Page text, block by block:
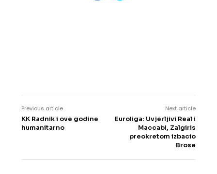
Previous article
KK Radnik i ove godine
humanitarno
Next article
Euroliga: Uvjerljivi Real i
Maccabi, Zalgiris
preokretom izbacio
Brose